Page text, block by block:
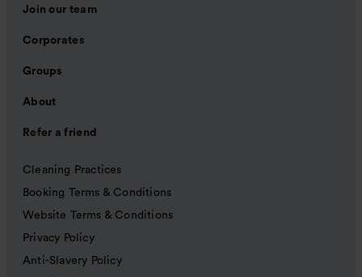
Join our team
Corporates
Groups
About
Refer a friend
Cleaning Practices
Booking Terms & Conditions
Website Terms & Conditions
Privacy Policy
Anti-Slavery Policy